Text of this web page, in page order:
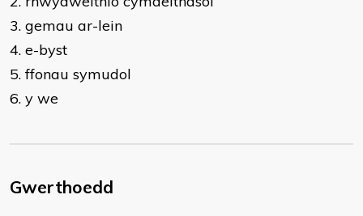
3. gemau ar-lein
4. e-byst
5. ffonau symudol
6. y we
Gwerthoedd